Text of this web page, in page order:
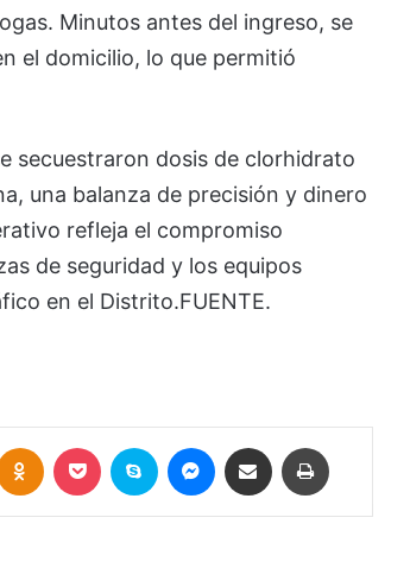
Minutos antes del ingreso, se
el domicilio, lo que permitió
secuestraron dosis de clorhidrato
una balanza de precisión y dinero
refleja el compromiso
de seguridad y los equipos
en el Distrito.FUENTE.
Odnoklassniki
Pocket Skype MessengerCompartir por correo electrónico